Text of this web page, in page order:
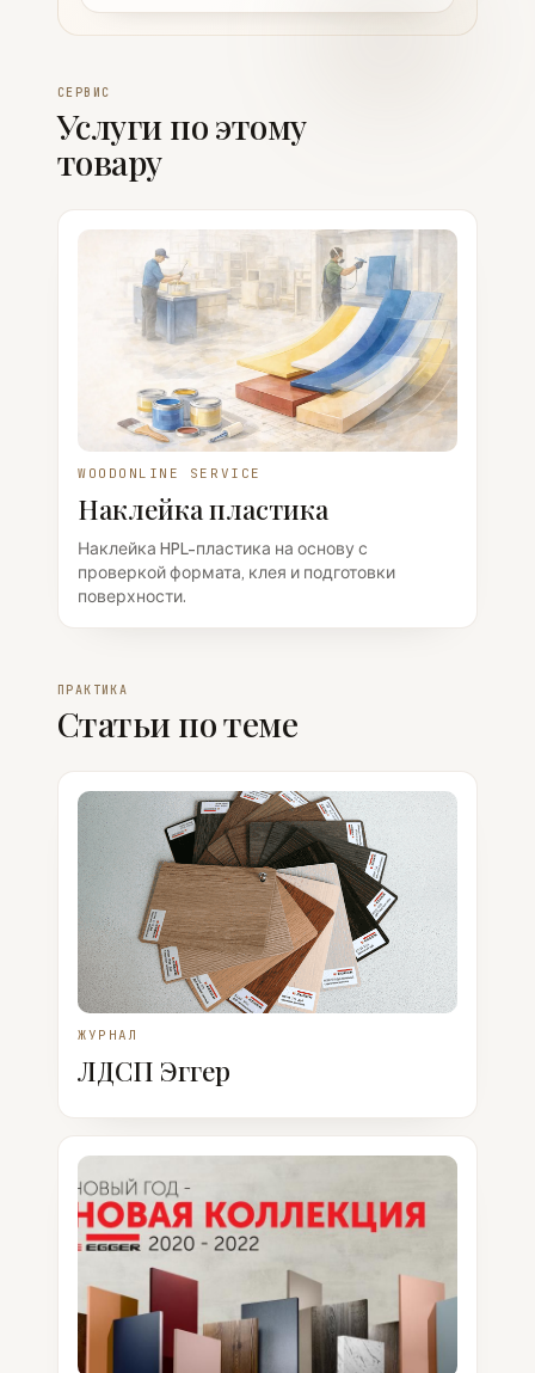
СЕРВИС
Услуги по этому
товару
WOODONLINE SERVICE
Наклейка пластика
Наклейка HPL-пластика на основу с
проверкой формата, клея и подготовки
поверхности.
ПРАКТИКА
Статьи по теме
ЖУРНАЛ
ЛДСП Эггер